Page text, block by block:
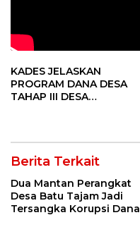
KADES JELASKAN
PROGRAM DANA DESA
TAHAP III DESA
Berita Terkait
Dua Mantan Perangkat
Desa Batu Tajam Jadi
Tersangka Korupsi Dana